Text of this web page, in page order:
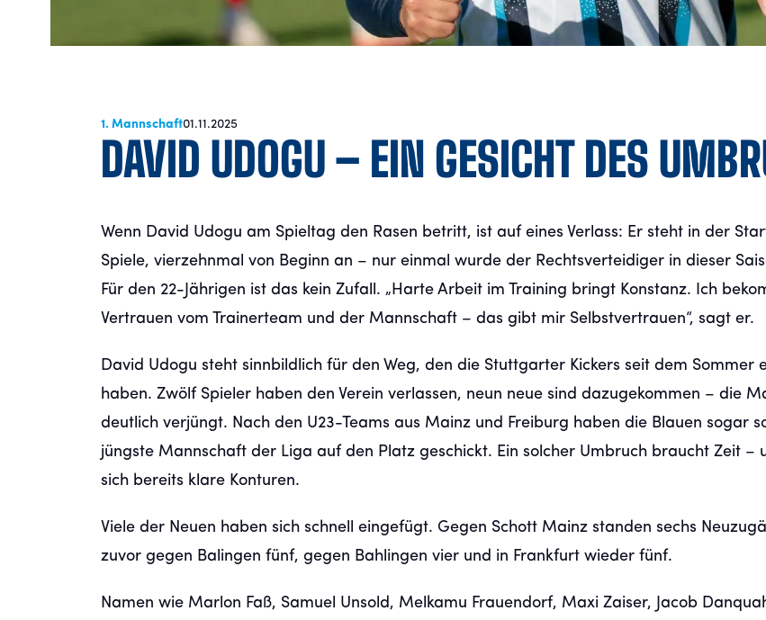
1. Mannschaft01.11.2025
DAVID UDOGU – EIN GESICHT DES
Wenn David Udogu am Spieltag den Rasen betritt, ist auf eines Verlass: Er steht in der
Spiele, vierzehnmal von Beginn an – nur einmal wurde der Rechtsverteidiger in dieser
Für den 22-Jährigen ist das kein Zufall. „Harte Arbeit im Training bringt Konstanz. Ich
Vertrauen vom Trainerteam und der Mannschaft – das gibt mir Selbstvertrauen“, sagt er.
David Udogu steht sinnbildlich für den Weg, den die Stuttgarter Kickers seit dem Sommer
haben. Zwölf Spieler haben den Verein verlassen, neun neue sind dazugekommen – die
deutlich verjüngt. Nach den U23-Teams aus Mainz und Freiburg haben die Blauen sogar
jüngste Mannschaft der Liga auf den Platz geschickt. Ein solcher Umbruch braucht Zeit –
sich bereits klare Konturen.
Viele der Neuen haben sich schnell eingefügt. Gegen Schott Mainz standen sechs
zuvor gegen Balingen fünf, gegen Bahlingen vier und in Frankfurt wieder fünf.
Namen wie Marlon Faß, Samuel Unsold, Melkamu Frauendorf, Maxi Zaiser, Jacob